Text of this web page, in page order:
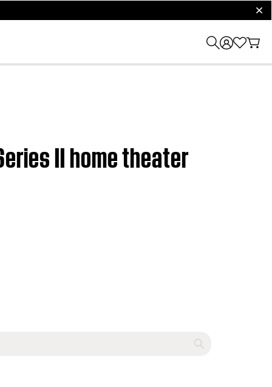
II home theater